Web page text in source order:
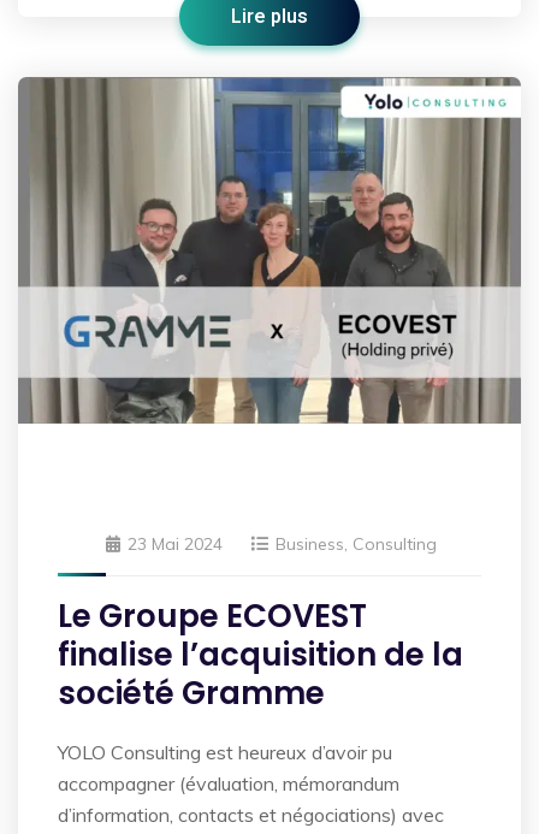
Lire plus
23 Mai 2024 Business, Consulting
Le Groupe ECOVEST
finalise l’acquisition de la
société Gramme
YOLO Consulting est heureux d’avoir pu
accompagner (évaluation, mémorandum
d’information, contacts et négociations) avec